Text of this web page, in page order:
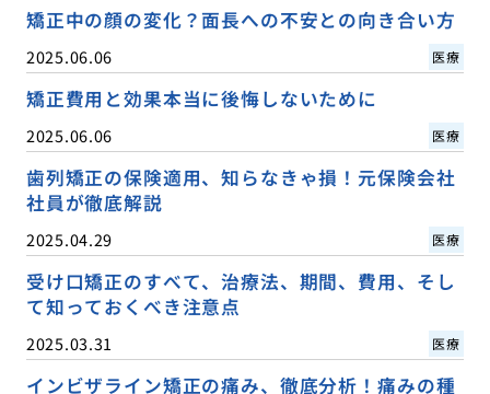
矯正中の顔の変化？面長への不安との向き合い方
2025.06.06 医療
矯正費用と効果本当に後悔しないために
2025.06.06 医療
歯列矯正の保険適用、知らなきゃ損！元保険会社
社員が徹底解説
2025.04.29 医療
受け口矯正のすべて、治療法、期間、費用、そし
て知っておくべき注意点
2025.03.31 医療
インビザライン矯正の痛み、徹底分析！痛みの種